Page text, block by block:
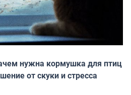
нужна кормушка для птиц
от скуки и стресса